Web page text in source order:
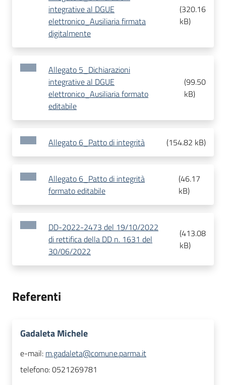
integrative al DGUE
elettronico_Ausiliaria firmata
digitalmente
(320.16
kB)
Allegato 5_Dichiarazioni
integrative al DGUE
elettronico_Ausiliaria formato
editabile
(99.50
kB)
Allegato 6_Patto di integrità (154.82 kB)
Allegato 6_Patto di integrità
formato editabile
(46.17
kB)
DD-2022-2473 del 19/10/2022
di rettifica della DD n. 1631 del
30/06/2022
(413.08
kB)
Referenti
Gadaleta Michele
e-mail: m.gadaleta@comune.parma.it
telefono:0521269781